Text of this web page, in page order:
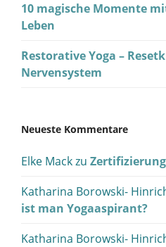
10 magische Momente
Leben
Restorative Yoga –
Nervensystem
Neueste Kommentare
Elke Mackzu Zertifizierung
Katharina Borowski-
ist man Yogaaspirant?
Katharina Borowski-